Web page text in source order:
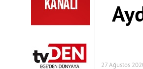
27 Ağustos